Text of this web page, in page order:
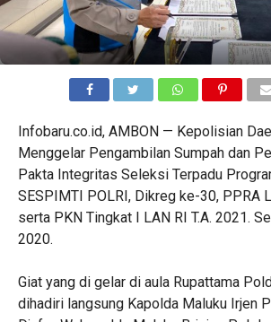
Infobaru.co.id, AMBON — Kepolisian
Menggelar Pengambilan Sumpah dan
Pakta Integritas Seleksi Terpadu
SESPIMTI POLRI, Dikreg ke-30, PPRA
serta PKN Tingkat I LAN RI T.A. 2021.
2020.
Giat yang di gelar di aula Rupattama
dihadiri langsung Kapolda Maluku Irjen